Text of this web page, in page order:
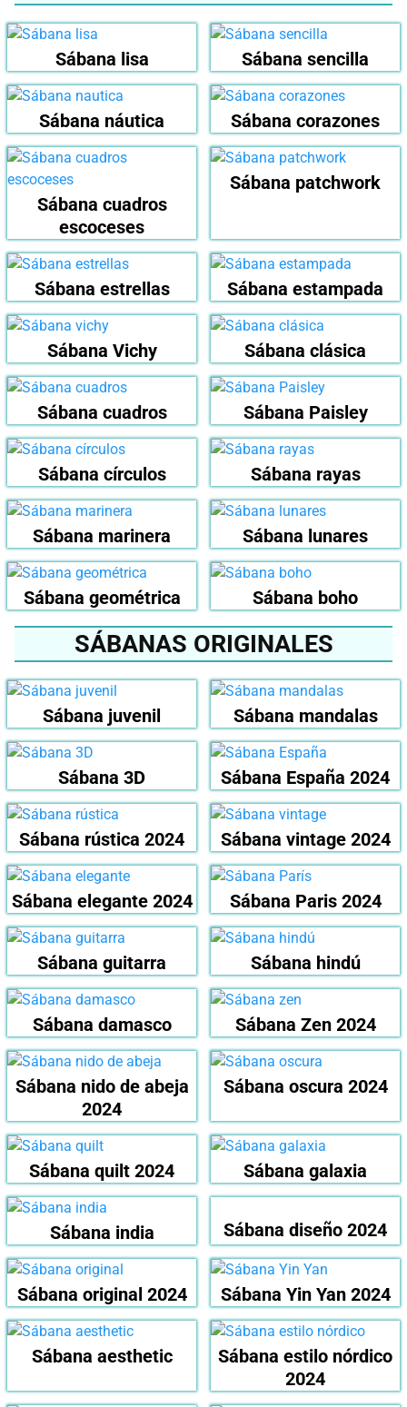
Sábana lisa Sábana sencilla
Sábana náutica Sábana corazones
Sábana cuadros
escoceses
Sábana patchwork
Sábana estrellas Sábana estampada
Sábana Vichy Sábana clásica
Sábana cuadros Sábana Paisley
Sábana círculos Sábana rayas
Sábana marinera Sábana lunares
Sábana geométrica Sábana boho
SÁBANAS ORIGINALES
Sábana juvenil Sábana mandalas
Sábana 3D Sábana España 2024
Sábana rústica 2024 Sábana vintage 2024
Sábana elegante 2024 Sábana Paris 2024
Sábana guitarra Sábana hindú
Sábana damasco Sábana Zen 2024
Sábana nido de abeja
2024
Sábana oscura 2024
Sábana quilt 2024 Sábana galaxia
Sábana india Sábana diseño 2024
Sábana original 2024 Sábana Yin Yan 2024
Sábana aesthetic
Sábana estilo nórdico
2024